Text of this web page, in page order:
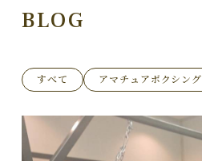
BLOG
すべて アマチュアボクシング